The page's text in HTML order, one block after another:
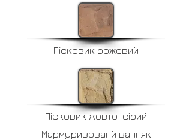
Пісковик рожевий
Пісковик жовто-сірий
Мармуризованй вапняк